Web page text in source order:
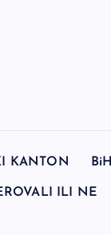
KANTON BiH
ILI NE